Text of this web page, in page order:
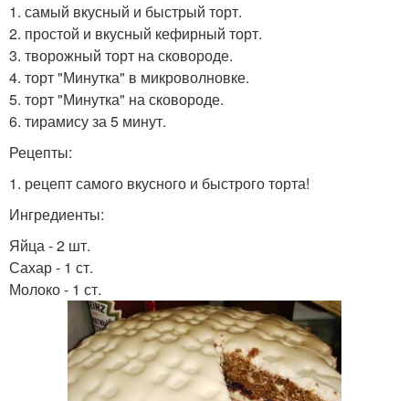
1. самый вкусный и быстрый торт.
2. простой и вкусный кефирный торт.
3. творожный торт на сковороде.
4. торт "Минутка" в микроволновке.
5. торт "Минутка" на сковороде.
6. тирамису за 5 минут.
Рецепты:
1. рецепт самого вкусного и быстрого торта!
Ингредиенты:
Яйца - 2 шт.
Сахар - 1 ст.
Молоко - 1 ст.